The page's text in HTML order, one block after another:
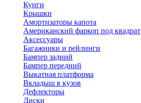
Кунги
Крышки
Амортизаторы капота
Американский фаркоп под квадрат
Аксессуары
Багажники и рейлинги
Бампер задний
Бампер передний
Выкатная платформа
Вкладыш в кузов
Дефлекторы
Диски